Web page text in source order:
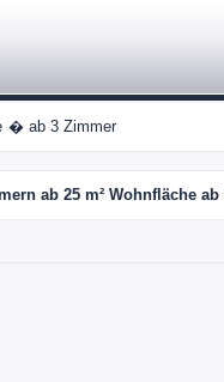
� ab 3 Zimmer
ab 25 m² Wohnfläche